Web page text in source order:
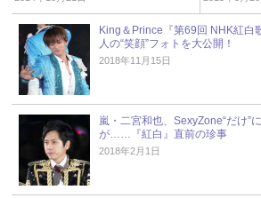
King＆Prince『第69回 NHK紅
人の“笑顔”フォトを大公開！
2018年11月15日
嵐・二宮和也、SexyZone“だけ”
が……『紅白』直前の珍事
2018年2月1日